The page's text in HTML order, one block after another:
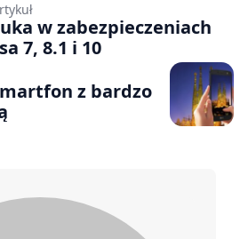
w zabezpieczeniach
7, 8.1 i 10
z bardzo